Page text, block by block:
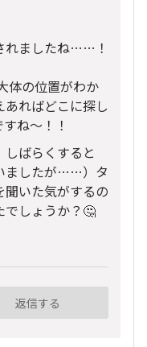
れましたね……！
体の位置がわか
ればどこに探し
ね～！！
しばらくすると
ましたが……）タ
いた気がするの
でしょうか？🤔
返信する